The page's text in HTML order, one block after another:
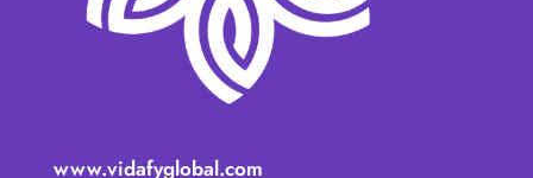
www.vidafyglobal.com